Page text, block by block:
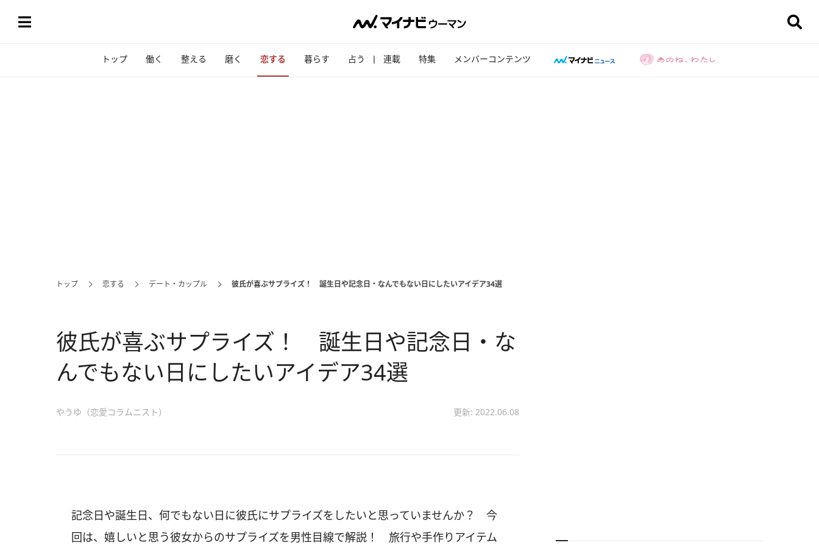
トップ 働く 整える 磨く 恋する 暮らす 占う 連載 特集 メンバーコンテンツ
トップ 恋する デート・カップル 彼氏が喜ぶサプライズ！ 誕生日や記念日・なんでもない日にしたいアイデア34選
彼氏が喜ぶサプライズ！ 誕生日や記念日・な
んでもない日にしたいアイデア34選
やうゆ（恋愛コラムニスト） 更新: 2022.06.08
記念日や誕生日、何でもない日に彼氏にサプライズをしたいと思っていませんか？ 今
回は、嬉しいと思う彼女からのサプライズを男性目線で解説！ 旅行や手作りアイテム